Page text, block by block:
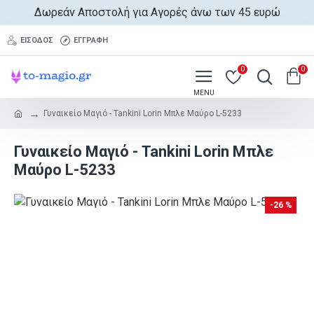
Δωρεάν Αποστολή για Αγορές άνω των 45 ευρώ
ΕΊΣΟΔΟΣ ΕΓΓΡΑΦΉ
0 0
Γυναικείο Μαγιό - Tankini Lorin Μπλε Μαύρο L-5233
Γυναικείο Μαγιό - Tankini Lorin Μπλε
Μαύρο L-5233
-26 %